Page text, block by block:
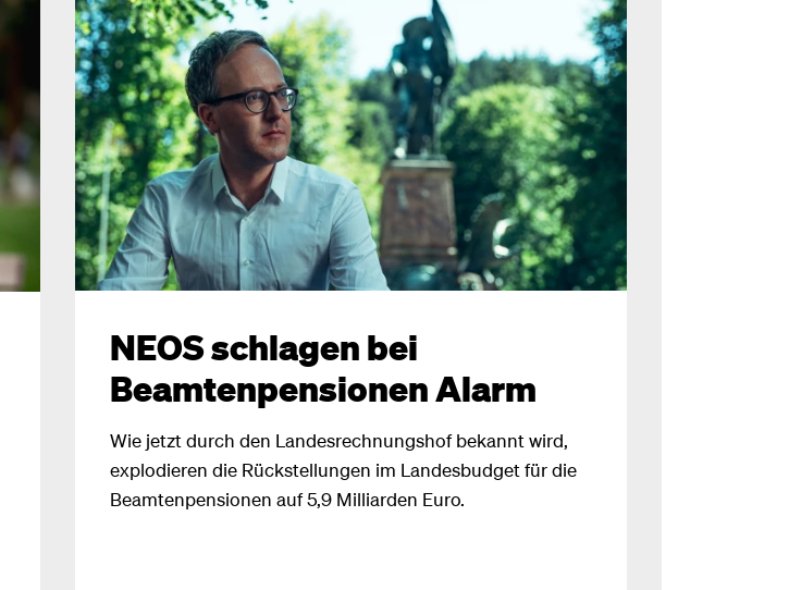
NEOS schlagen bei
Beamtenpensionen Alarm
Wie jetzt durch den Landesrechnungshof bekannt wird,
explodieren die Rückstellungen im Landesbudget für die
Beamtenpensionen auf 5,9 Milliarden Euro.